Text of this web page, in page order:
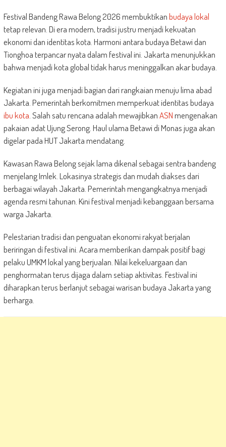
Festival Bandeng Rawa Belong 2026 membuktikanbudaya lokal
tetap relevan. Di era modern, tradisi justru menjadi kekuatan
ekonomi dan identitas kota. Harmoni antara budaya Betawi dan
Tionghoa terpancar nyata dalam festival ini. Jakarta menunjukkan
bahwa menjadi kota global tidak harus meninggalkan akar budaya.
Kegiatan ini juga menjadi bagian dari rangkaian menuju lima abad
Jakarta. Pemerintah berkomitmen memperkuat identitas budaya
ibu kota . Salah satu rencana adalah mewajibkanASNmengenakan
pakaian adat Ujung Serong. Haul ulama Betawi di Monas juga akan
digelar pada HUT Jakarta mendatang.
Kawasan Rawa Belong sejak lama dikenal sebagai sentra bandeng
menjelang Imlek. Lokasinya strategis dan mudah diakses dari
berbagai wilayah Jakarta. Pemerintah mengangkatnya menjadi
agenda resmi tahunan. Kini festival menjadi kebanggaan bersama
warga Jakarta.
Pelestarian tradisi dan penguatan ekonomi rakyat berjalan
beriringan di festival ini. Acara memberikan dampak positif bagi
pelaku UMKM lokal yang berjualan. Nilai kekeluargaan dan
penghormatan terus dijaga dalam setiap aktivitas. Festival ini
diharapkan terus berlanjut sebagai warisan budaya Jakarta yang
berharga.